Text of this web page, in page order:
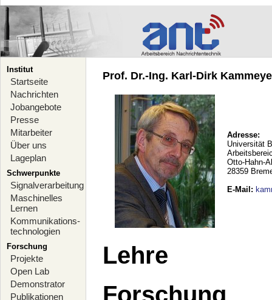
Institut
Startseite
Nachrichten
Jobangebote
Presse
Mitarbeiter
Über uns
Lageplan
Schwerpunkte
Signalverarbeitung
Maschinelles
Lernen
Kommunikations-
technologien
Forschung
Projekte
Open Lab
Demonstrator
Publikationen
Prof. Dr.-Ing. Karl-Dirk
Adresse:
Universität
Otto-Hahn-
28359
E-Mail :
Lehre
Forschung